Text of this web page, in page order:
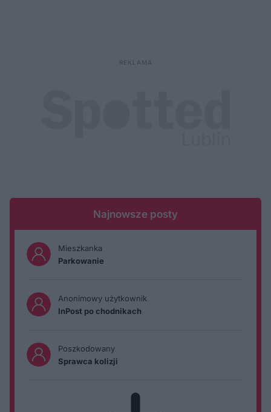
Najnowsze posty
Mieszkanka
Parkowanie
Anonimowy użytkownik
InPost po chodnikach
Poszkodowany
Sprawca kolizji